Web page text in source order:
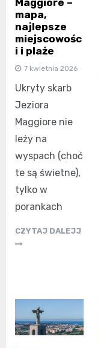
Maggiore –
mapa,
najlepsze
miejscowośc
i i plaże
7 kwietnia 2026
Ukryty skarb
Jeziora
Maggiore nie
leży na
wyspach (choć
te są świetne),
tylko w
porankach
CZYTAJ DALEJJ